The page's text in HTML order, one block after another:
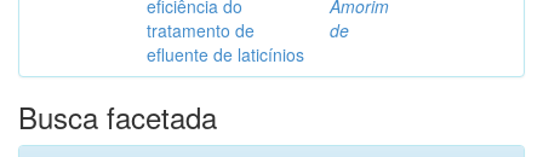
eficiência do
tratamento de
efluente de laticínios
Amorim
de
Busca facetada